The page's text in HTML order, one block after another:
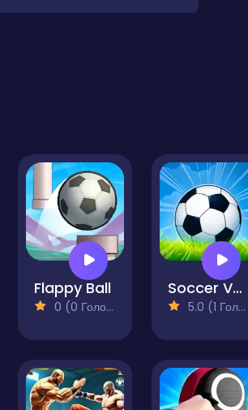
Flappy Ball
0 (0 Голосів)
Soccer Volley
5.0 (1 Голосів)